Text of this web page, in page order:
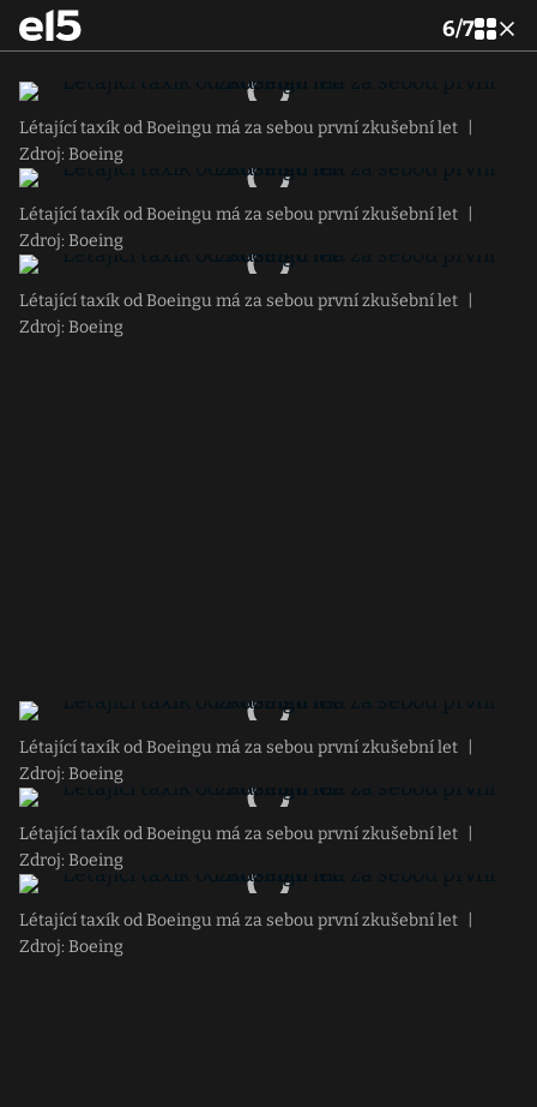
6/7
Létající taxík od Boeingu má za sebou první zkušební let
Zdroj: Boeing
Létající taxík od Boeingu má za sebou první zkušební let
Zdroj: Boeing
Létající taxík od Boeingu má za sebou první zkušební let
Zdroj: Boeing
Létající taxík od Boeingu má za sebou první zkušební let
Zdroj: Boeing
Létající taxík od Boeingu má za sebou první zkušební let
Zdroj: Boeing
Létající taxík od Boeingu má za sebou první zkušební let
Zdroj: Boeing